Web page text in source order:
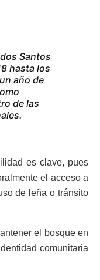
Santos
hasta los
año de
de las
es clave, pues
el acceso a
de leña o tránsito
el bosque en
comunitaria